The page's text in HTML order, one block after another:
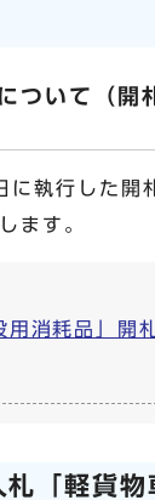
について（
執行した開
ます。
用消耗品」開
「軽貨物